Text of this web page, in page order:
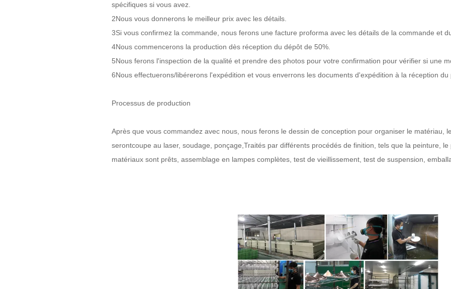
spécifiques si vous avez.
2Nous vous donnerons le meilleur prix avec les détails.
3Si vous confirmez la commande, nous ferons une facture proforma avec les détails de la commande et
4Nous commencerons la production dès réception du dépôt de 50%.
5Nous ferons l'inspection de la qualité et prendre des photos pour votre confirmation pour vérifier si une
6Nous effectuerons/libérerons l'expédition et vous enverrons les documents d'expédition à la réception du
Processus de production
Après que vous commandez avec nous, nous ferons le dessin de conception pour organiser le matériau,
serontcoupe au laser, soudage, ponçage, Traités par différents procédés de finition, tels que la peinture, le
matériaux sont prêts, assemblage en lampes complètes, test de vieillissement, test de suspension,